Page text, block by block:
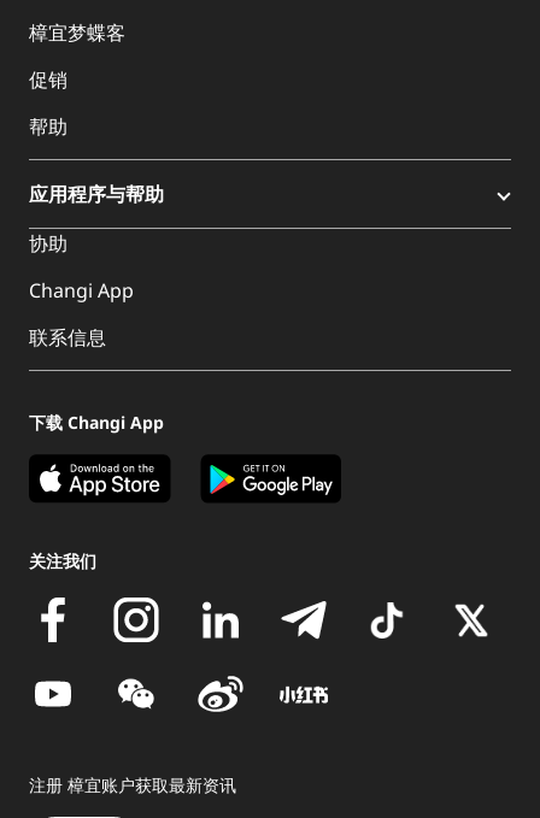
樟宜梦蝶客
促销
帮助
应用程序与帮助
协助
Changi App
联系信息
下载 Changi App
关注我们
注册 樟宜账户获取最新资讯